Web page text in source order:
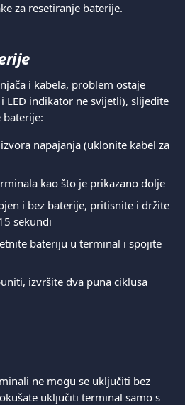
za resetiranje baterije.
i kabela, problem ostaje
LED indikator ne svijetli), slijedite
baterije:
napajanja (uklonite kabel za
kao što je prikazano dolje
i bez baterije, pritisnite i držite
sekundi
bateriju u terminal i spojite
izvršite dva puna ciklusa
ne mogu se uključiti bez
uključiti terminal samo s